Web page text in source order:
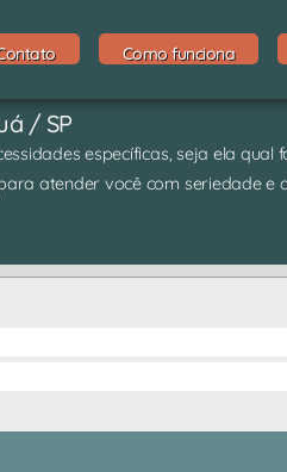
Como funciona
/ SP
específicas, seja ela qual
atender você com seriedade e